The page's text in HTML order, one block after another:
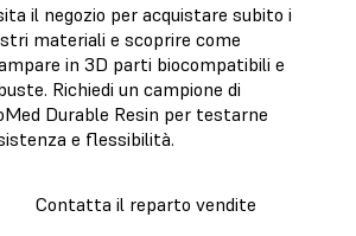
il negozio per acquistare subito i
materiali e scoprire come
in 3D parti biocompatibili e
Richiedi un campione di
Durable Resin per testarne
e flessibilità.
Contatta il reparto vendite